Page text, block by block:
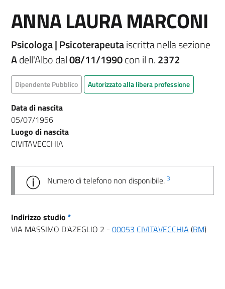
ANNA LAURA MARCONI
Psicologa | Psicoterapeutaiscritta nella sezione
Adell'Albo dal08/11/1990con il n.2372
Dipendente Pubblico Autorizzato alla libera professione
Data di nascita
05/07/1956
Luogo di nascita
CIVITAVECCHIA
Numero di telefono non disponibile. 3
Indirizzo studio *
VIA MASSIMO D'AZEGLIO 2 - 00053 CIVITAVECCHIA (RM)